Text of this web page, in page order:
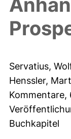
Servatius,
Henssler,
Buchkapitel